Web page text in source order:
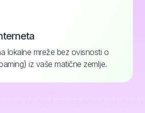
lokalne mreže bez ovisnosti o
iz vaše matične zemlje.